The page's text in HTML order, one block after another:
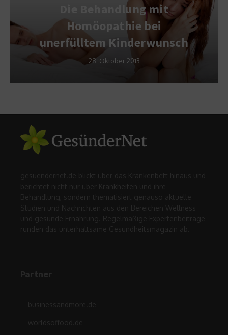
Die Behandlung mit
Homöopathie bei
unerfülltem Kinderwunsch
28. Oktober 2013
gesuendernet.de blickt über das Krankenbett hinaus und
berichtet nicht nur über Krankheiten und ihre
Behandlung, sondern thematisiert genauso aktuelle
Studien und Nachrichten aus den Bereichen Wellness
und gesunde Ernährung. Regelmäßige Expertenbeiträge
runden das unterhaltsame Gesundheitsmagazin ab.
Partner
businessandmore.de
worldsoffood.de